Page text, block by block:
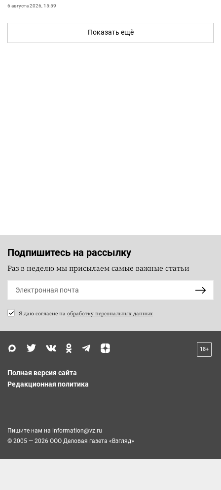
6 августа 2026, 15:59
Показать ещё
Подпишитесь на рассылку
Раз в неделю мы присылаем самые важные статьи
Я даю согласие на обработку персональных данных
18+
Полная версия сайта
Редакционная политика
Пишите нам на information@vz.ru
© 2005 — 2026 ООО Деловая газета «Взгляд»